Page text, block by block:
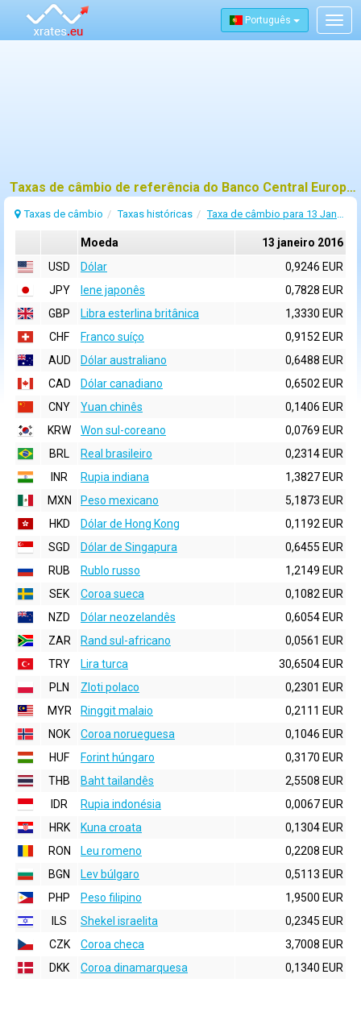
Português
Taxas de câmbio de referência do Banco Central Europeu (BCE) para 13 janeiro 2016
Taxas de câmbio Taxas históricas Taxa de câmbio para 13 Janeiro 2016
Moeda
13 janeiro 2016
USD
Dólar
0,9246 EUR
JPY
Iene japonês
0,7828 EUR
GBP
Libra esterlina britânica
1,3330 EUR
CHF
Franco suíço
0,9152 EUR
AUD
Dólar australiano
0,6488 EUR
CAD
Dólar canadiano
0,6502 EUR
CNY
Yuan chinês
0,1406 EUR
KRW
Won sul-coreano
0,0769 EUR
BRL
Real brasileiro
0,2314 EUR
INR
Rupia indiana
1,3827 EUR
MXN
Peso mexicano
5,1873 EUR
HKD
Dólar de Hong Kong
0,1192 EUR
SGD
Dólar de Singapura
0,6455 EUR
RUB
Rublo russo
1,2149 EUR
SEK
Coroa sueca
0,1082 EUR
NZD
Dólar neozelandês
0,6054 EUR
ZAR
Rand sul-africano
0,0561 EUR
TRY
Lira turca
30,6504 EUR
PLN
Zloti polaco
0,2301 EUR
MYR
Ringgit malaio
0,2111 EUR
NOK
Coroa norueguesa
0,1046 EUR
HUF
Forint húngaro
0,3170 EUR
THB
Baht tailandês
2,5508 EUR
IDR
Rupia indonésia
0,0067 EUR
HRK
Kuna croata
0,1304 EUR
RON
Leu romeno
0,2208 EUR
BGN
Lev búlgaro
0,5113 EUR
PHP
Peso filipino
1,9500 EUR
ILS
Shekel israelita
0,2345 EUR
CZK
Coroa checa
3,7008 EUR
DKK
Coroa dinamarquesa 0,1340 EUR